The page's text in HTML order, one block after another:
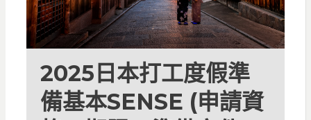
2025日本打工度假準
備基本SENSE (申請資